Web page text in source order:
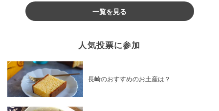
一覧を見る
人気投票に参加
長崎のおすすめのお土産は？